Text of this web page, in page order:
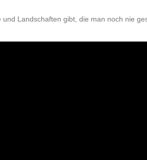
Landschaften gibt, die man noch nie